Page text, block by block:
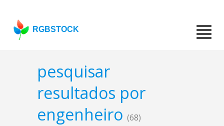
RGBSTOCK
pesquisar
resultados por
engenheiro (68)